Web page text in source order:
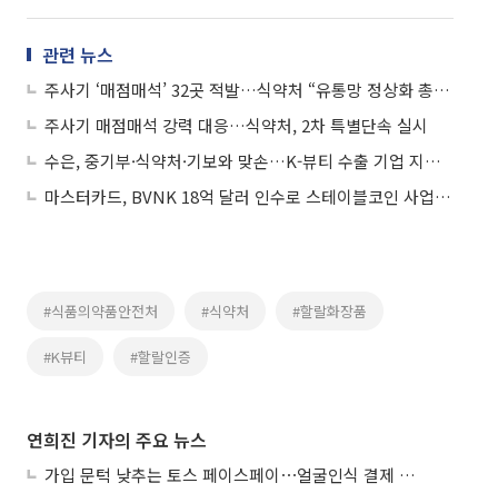
관련 뉴스
주사기 ‘매점매석’ 32곳 적발…식약처 “유통망 정상화 총력”
주사기 매점매석 강력 대응…식약처, 2차 특별단속 실시
수은, 중기부·식약처·기보와 맞손…K-뷰티 수출 기업 지원 강화
마스터카드, BVNK 18억 달러 인수로 스테이블코인 사업 본격 확장
#식품의약품안전처 #식약처 #할랄화장품
#K뷰티 #할랄인증
연희진 기자의 주요 뉴스
가입 문턱 낮추는 토스 페이스페이⋯얼굴인식 결제 확산 속도낸다